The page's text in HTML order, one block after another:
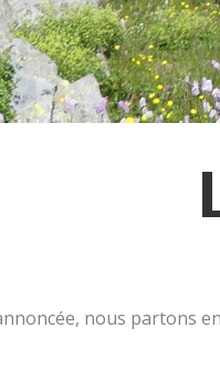
nous partons